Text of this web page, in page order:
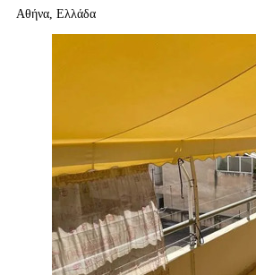
Αθήνα, Ελλάδα